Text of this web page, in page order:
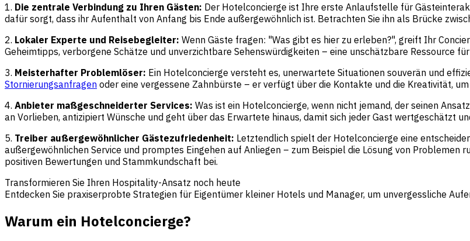
1. Die zentrale Verbindung zu Ihren Gästen: Der Hotelconcierge ist Ihre erste Anlaufstelle für
dafür sorgt, dass ihr Aufenthalt von Anfang bis Ende außergewöhnlich ist. Betrachten Sie ihn als Brücke
2. Lokaler Experte und Reisebegleiter: Wenn Gäste fragen: "Was gibt es hier zu erleben?", greift Ihr
Geheimtipps, verborgene Schätze und unverzichtbare Sehenswürdigkeiten – eine unschätzbare Ressource
3. Meisterhafter Problemlöser: Ein Hotelconcierge versteht es, unerwartete Situationen souverän und
Stornierungsanfragen oder eine vergessene Zahnbürste – er verfügt über die Kontakte und die Kreativität,
4. Anbieter maßgeschneiderter Services: Was ist ein Hotelconcierge, wenn nicht jemand, der seinen
an Vorlieben, antizipiert Wünsche und geht über das Erwartete hinaus, damit sich jeder Gast wertgeschätzt
5. Treiber außergewöhnlicher Gästezufriedenheit: Letztendlich spielt der Hotelconcierge eine
außergewöhnlichen Service und promptes Eingehen auf Anliegen – zum Beispiel die Lösung von Problemen
positiven Bewertungen und Stammkundschaft bei.
Transformieren Sie Ihren Hospitality-Ansatz noch heute
Entdecken Sie praxiserprobte Strategien für Eigentümer kleiner Hotels und Manager, um unvergessliche
Warum ein Hotelconcierge?